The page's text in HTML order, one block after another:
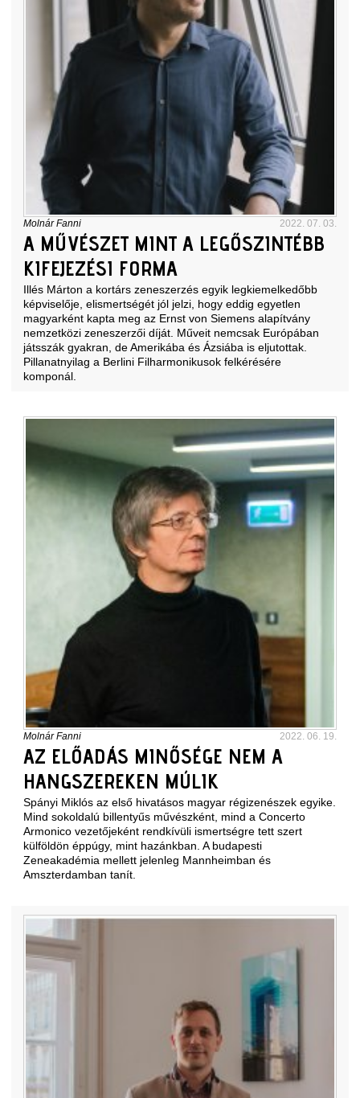
Molnár Fanni 2022. 07. 03.
A MŰVÉSZET MINT A LEGŐSZINTÉBB
KIFEJEZÉSI FORMA
Illés Márton a kortárs zeneszerzés egyik legkiemelkedőbb
képviselője, elismertségét jól jelzi, hogy eddig egyetlen
magyarként kapta meg az Ernst von Siemens alapítvány
nemzetközi zeneszerzői díját. Műveit nemcsak Európában
játsszák gyakran, de Amerikába és Ázsiába is eljutottak.
Pillanatnyilag a Berlini Filharmonikusok felkérésére
komponál.
Molnár Fanni 2022. 06. 19.
AZ ELŐADÁS MINŐSÉGE NEM A
HANGSZEREKEN MÚLIK
Spányi Miklós az első hivatásos magyar régizenészek egyike.
Mind sokoldalú billentyűs művészként, mind a Concerto
Armonico vezetőjeként rendkívüli ismertségre tett szert
külföldön éppúgy, mint hazánkban. A budapesti
Zeneakadémia mellett jelenleg Mannheimban és
Amszterdamban tanít.